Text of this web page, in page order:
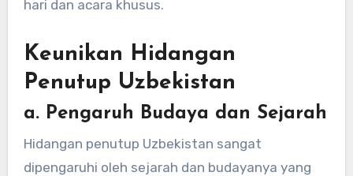
hari dan acara khusus.
Keunikan Hidangan
Penutup Uzbekistan
a. Pengaruh Budaya dan Sejarah
Hidangan penutup Uzbekistan sangat
dipengaruhi oleh sejarah dan budayanya yang